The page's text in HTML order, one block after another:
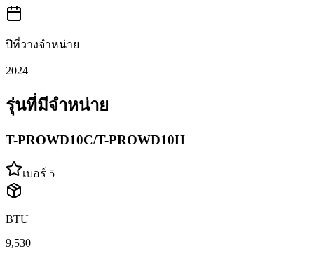
ปีที่วางจำหน่าย
2024
รุ่นที่มีจำหน่าย
T-PROWD10C/T-PROWD10H
เบอร์ 5
BTU
9,530